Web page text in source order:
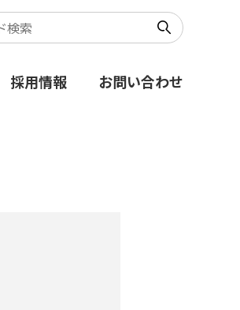
採用情報 お問い合わせ